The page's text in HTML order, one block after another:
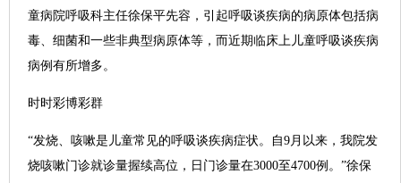
童病院呼吸科主任徐保平先容，引起呼吸谈疾病的病原体包括病
毒、细菌和一些非典型病原体等，而近期临床上儿童呼吸谈疾病
病例有所增多。
时时彩博彩群
“发烧、咳嗽是儿童常见的呼吸谈疾病症状。自9月以来，我院发
烧咳嗽门诊就诊量握续高位，日门诊量在3000至4700例。”徐保